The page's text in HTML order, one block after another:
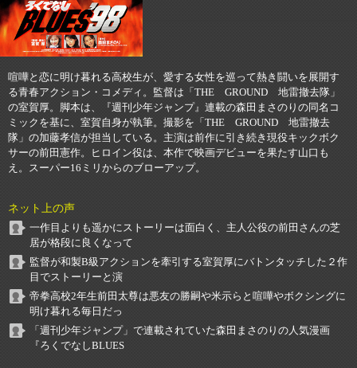
喧嘩と恋に明け暮れる高校生が、愛する女性を巡って熱き闘いを展開す
る青春アクション・コメディ。監督は「THE GROUND 地雷撤去隊」
の室賀厚。脚本は、『週刊少年ジャンプ』連載の森田まさのりの同名コ
ミックを基に、室賀自身が執筆。撮影を「THE GROUND 地雷撤去
隊」の加藤孝信が担当している。主演は前作に引き続き現役キックボク
サーの前田憲作。ヒロイン役は、本作で映画デビューを果たす山口も
え。スーパー16ミリからのブローアップ。
ネット上の声
一作目よりも遥かにストーリーは面白く、主人公役の前田さんの芝
居が格段に良くなって
監督が和製B級アクションを牽引する室賀厚にバトンタッチした２作
目でストーリーと演
帝拳高校2年生前田太尊は悪友の勝嗣や米示らと喧嘩やボクシングに
明け暮れる毎日だっ
「週刊少年ジャンプ」で連載されていた森田まさのりの人気漫画
『ろくでなしBLUES